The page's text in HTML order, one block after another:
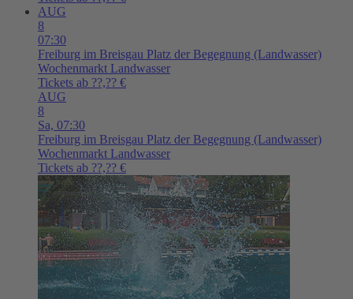
AUG
8
07:30
Freiburg im Breisgau Platz der Begegnung (Landwasser)
Wochenmarkt Landwasser
Tickets ab ??,?? €
AUG
8
Sa, 07:30
Freiburg im Breisgau Platz der Begegnung (Landwasser)
Wochenmarkt Landwasser
Tickets ab ??,?? €